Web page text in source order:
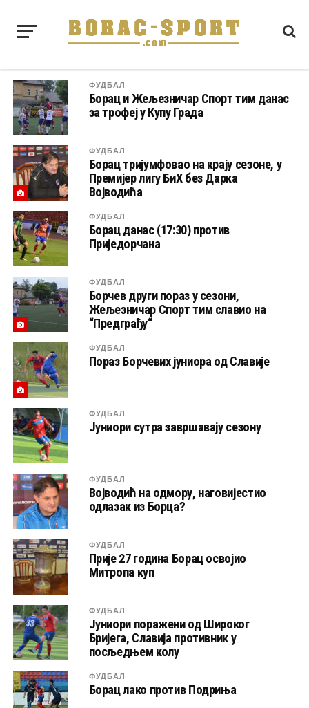
ФУДБАЛ
Борац и Жељезничар Спорт тим данас
за трофеј у Купу Града
ФУДБАЛ
Борац тријумфовао на крају сезоне, у
Премијер лигу БиХ без Дарка
Војводића
ФУДБАЛ
Борац данас (17:30) против
Приједорчана
ФУДБАЛ
Борчев други пораз у сезони,
Жељезничар Спорт тим славио на
“Предграђу“
ФУДБАЛ
Пораз Борчевих јуниора од Славије
ФУДБАЛ
Јуниори сутра завршавају сезону
ФУДБАЛ
Војводић на одмору, наговијестио
одлазак из Борца?
ФУДБАЛ
Прије 27 година Борац освојио
Митропа куп
ФУДБАЛ
Јуниори поражени од Широког
Бријега, Славија противник у
посљедњем колу
ФУДБАЛ
Борац лако против Подриња